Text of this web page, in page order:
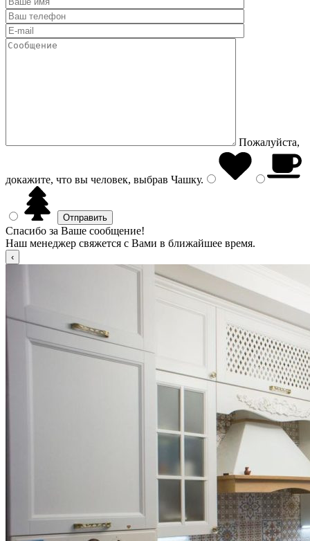
Пожалуйста,
докажите, что вы человек, выбрав Чашку.
Спасибо за Ваше сообщение!
Наш менеджер свяжется с Вами в ближайшее время.